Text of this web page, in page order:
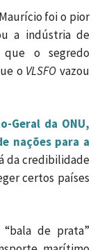
foi o pior
a indústria de
que o segredo
o VLSFO vazou
Geral da ONU,
nações para a
da credibilidade
certos países
de prata”